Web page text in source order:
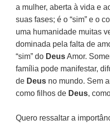
a mulher, aberta à vida e
suas fases; é o “sim” e o
uma humanidade muitas
dominada pela falta de
“sim” do DeusAmor.
família pode manifestar,
de Deus no mundo. Sem
como filhos de Deus,
Quero ressaltar a